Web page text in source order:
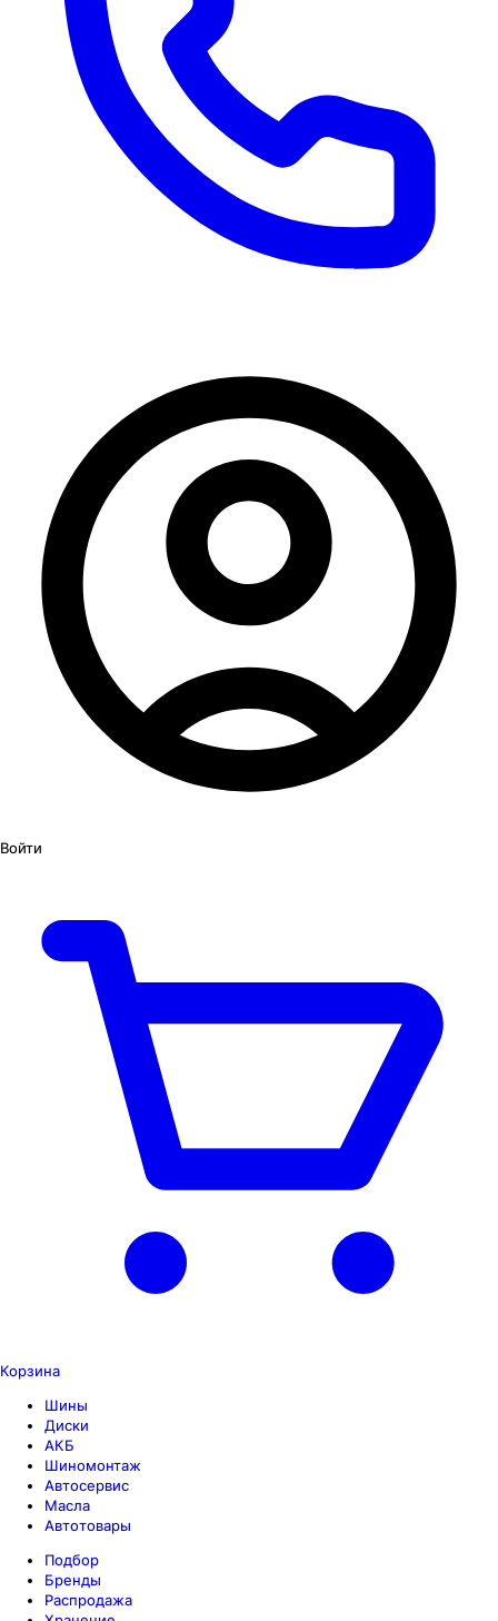
Войти
Корзина
Шины
Диски
АКБ
Шиномонтаж
Автосервис
Масла
Автотовары
Подбор
Бренды
Распродажа